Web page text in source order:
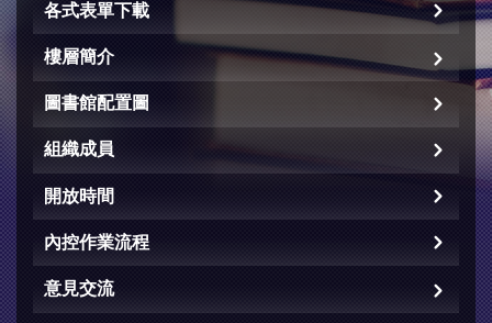
各式表單下載
樓層簡介
圖書館配置圖
組織成員
開放時間
內控作業流程
意見交流